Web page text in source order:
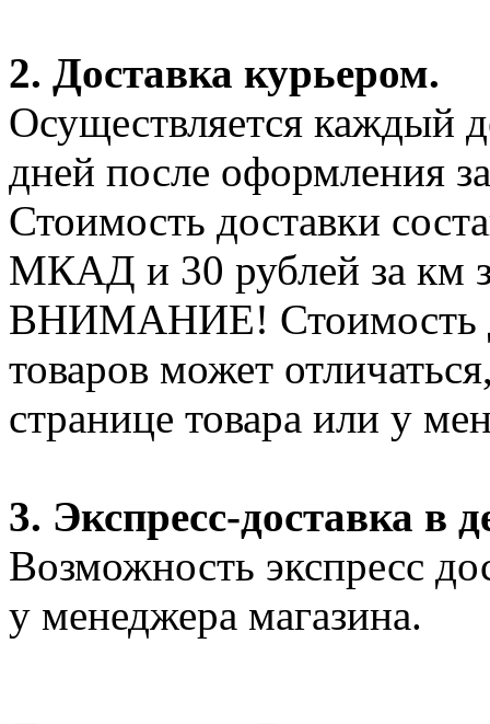
2. Доставка курьером.
Осуществляется каждый
дней после оформления
Стоимость доставки
МКАД и 30 рублей за км
ВНИМАНИЕ! Стоимость
товаров может
странице товара или у
3. Экспресс-доставка в
Возможность экспресс
у менеджера магазина.